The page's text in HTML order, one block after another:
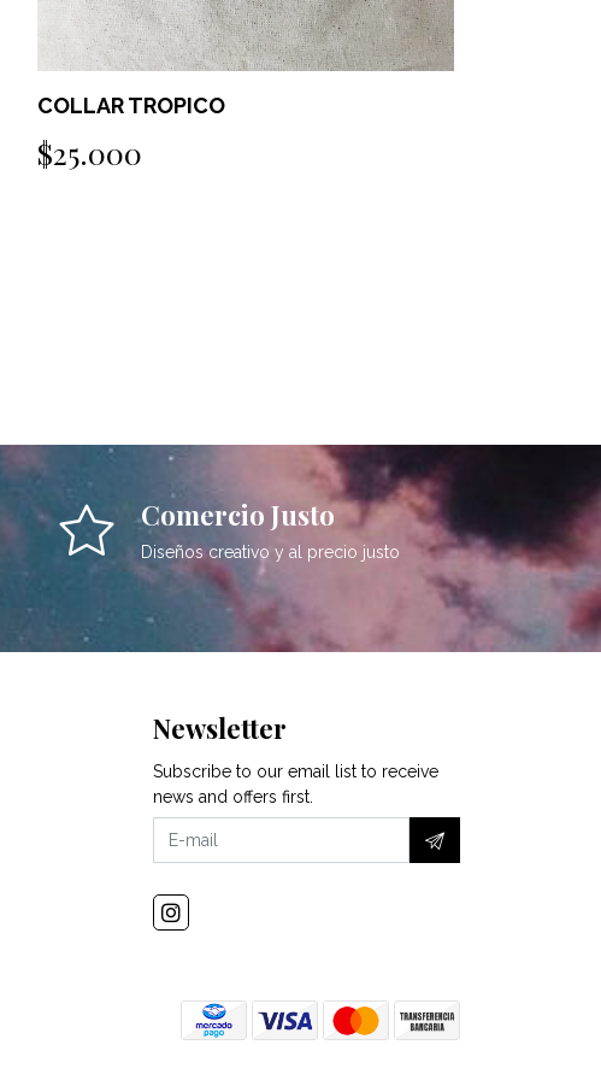
AROS CHERRY
$14.000
Comercio Justo
Diseños creativo y al precio justo
Newsletter
Subscribe to our email list to receive
news and offers first.